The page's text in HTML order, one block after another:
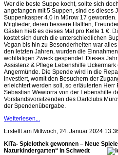
Wer die beste Suppe kocht, sollte sich
angefangen mit 5 Suppen, sind es dieses
Suppenkasper 4.0 in Mürow 17
Mitglieder, deren bessere Hälften,
Gästen hieß es dieses Mal pro Kelle 1 €.
kostet sich durch die unterschiedlichen
Vegan bis hin zu Besonderheiten war
den letzten Jahren, wurden die
wohltätigen Zweck gespendet. Dieses
Assistenz & Pflege Lebenshilfe Uckermark
Angermünde. Die Spende wird in die
investiert, womit den Besuchern der
erleichtert werden soll, so erläuterten Herr
Sebastian Wewiorra von der Lebenshilfe
Vorstandsvorsitzenden des Dartclubs
der Spendenübergabe.
Weiterlesen...
Erstellt am Mittwoch, 24. Januar 2024
KiTa- Spielothek gewonnen – Neue
Naturkindergarten“ in Schwedt